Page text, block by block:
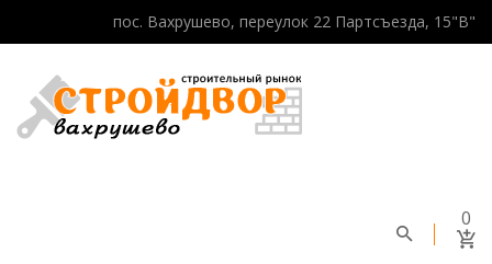
пос. Вахрушево, переулок 22 Партсъезда, 15"В"
0